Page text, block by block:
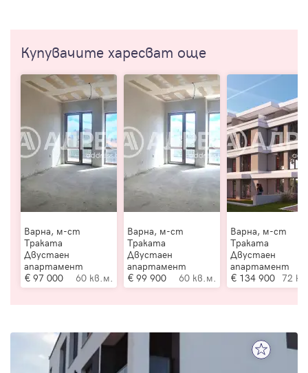
Купувачите харесват още
Варна, м-ст
Траката
Двустаен
апартамент
97 000
60 кв.м.
Варна, м-ст
Траката
Двустаен
апартамент
99 900
60 кв.м.
Варна, м-ст
Траката
Двустаен
апартамент
134 900 72